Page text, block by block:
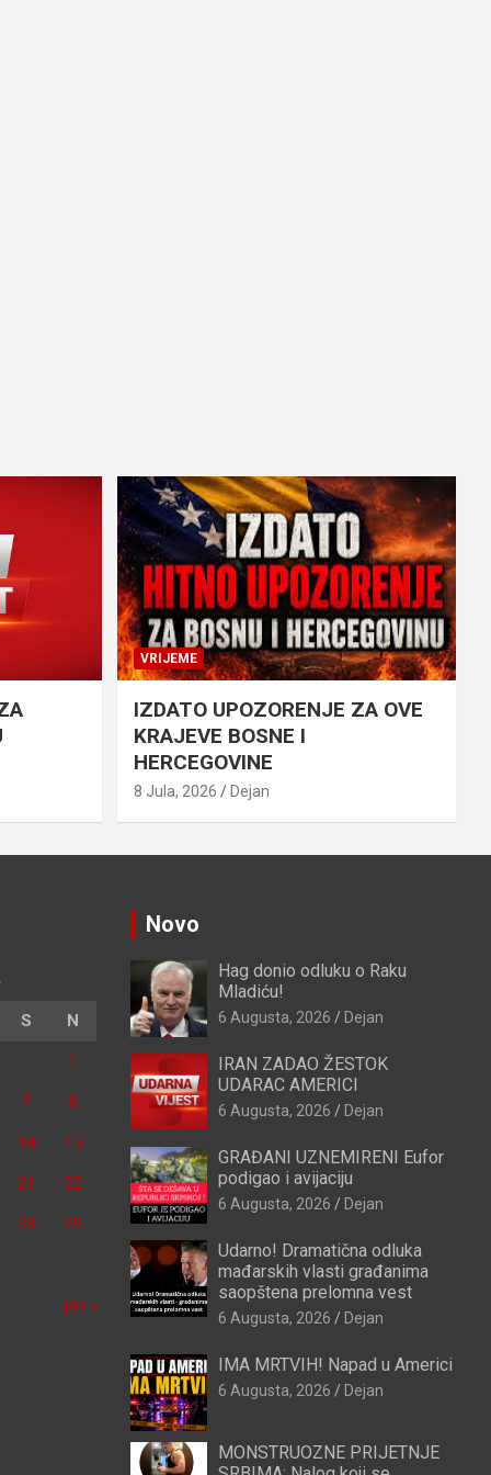
VRIJEME
IZDATO UPOZORENJE ZA OVE
KRAJEVE BOSNE I
HERCEGOVINE
8 Jula, 2026 Dejan
S N
1
7 8
14 15
21 22
28 29
jan »
Novo
Hag donio odluku o Raku
Mladiću!
6 Augusta, 2026 Dejan
IRAN ZADAO ŽESTOK
UDARAC AMERICI
6 Augusta, 2026 Dejan
GRAĐANI UZNEMIRENI Eufor
podigao i avijaciju
6 Augusta, 2026 Dejan
Udarno! Dramatična odluka
mađarskih vlasti građanima
saopštena prelomna vest
6 Augusta, 2026 Dejan
IMA MRTVIH! Napad u Americi
6 Augusta, 2026 Dejan
MONSTRUOZNE PRIJETNJE